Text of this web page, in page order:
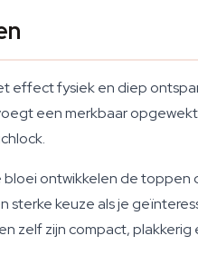
effect fysiek en diep
een merkbaar
ontwikkelen de
keuze als je
zelf zijn compact,